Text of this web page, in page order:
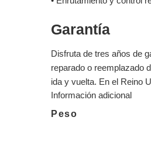
Garantía
Disfruta de tres años de
reparado o reemplazado
ida y vuelta. En el Reino
Información adicional
Peso